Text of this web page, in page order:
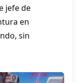
jefe de
en
sin